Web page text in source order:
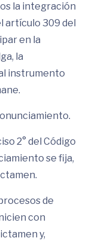
la integración
artículo 309 del
en la
la
instrumento
2° del Código
se fija,
de
con
y,